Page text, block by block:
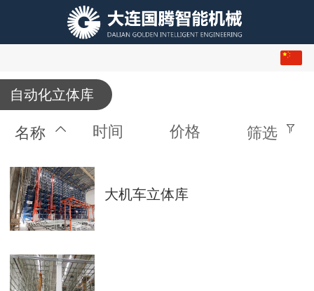
自动化立体库
名称 时间 价格 筛选
大机车立体库